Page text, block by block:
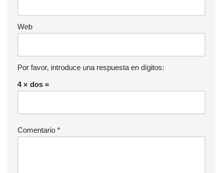
Web
Por favor, introduce una respuesta en dígitos:
4 × dos =
Comentario *